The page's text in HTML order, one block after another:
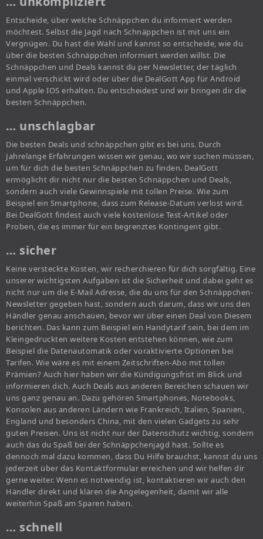
Entscheide, über welche Schnäppchen du informiert werden
möchtest. Selbst die Jagd nach Schnäppchen ist mit uns ein
Vergnügen. Du hast die Wahl und kannst so entscheide, wie du
über die besten Schnäppchen informiert werden willst. Die
Schnäppchen und Deals kannst du per Newsletter, der täglich
einmal verschickt wird oder über die DealGott App für Android
und Apple IOS erhalten. Du entscheidest und wir bringen dir die
besten Schnäppchen.
… unschlagbar
Die besten Deals und schnäppchen gibt es bei uns. Durch
Jahrelange Erfahrungen wissen wir genau, wo wir suchen müssen,
um für dich die besten Schnäppchen zu finden. DealGott
ermöglicht dir nicht nur die besten Schnäppchen und Deals,
sondern auch viele Gewinnspiele mit tollen Preise. Wie zum
Beispiel ein Smartphone, dass zum Release-Datum verlost wird.
Bei DealGott findest auch viele kostenlose Test-Artikel oder
Proben, die es immer für ein begrenztes Kontingent gibt.
… sicher
Keine versteckte Kosten, wir recherchieren für dich sorgfältig. Eine
unserer wichtigsten Aufgaben ist die Sicherheit und dabei geht es
nicht nur um die E-Mail Adresse, die du uns für den Schnäppchen-
Newsletter gegeben hast, sondern auch darum, dass wir uns den
Händler genau anschauen, bevor wir über einen Deal von Diesem
berichten. Das kann zum Beispiel ein Handytarif sein, bei dem im
Kleingedruckten weitere Kosten entstehen können, wie zum
Beispiel die Datenautomatik oder voraktivierte Optionen bei
Tarifen. Wie wäre es mit einem Zeitschriften-Abo mit tollen
Prämien? Auch hier haben wir die Kündigungsfrist im Blick und
informieren dich. Auch Deals aus anderen Bereichen schauen wir
uns ganz genau an. Dazu gehören Smartphones, Notebooks,
Konsolen aus anderen Ländern wie Frankreich, Italien, Spanien,
England und besonders China, mit den vielen Gadgets zu sehr
guten Preisen. Uns ist nicht nur der Datenschutz wichtig, sondern
auch das du Spaß bei der Schnäppchenjagd hast. Sollte es
dennoch mal dazu kommen, dass Du Hilfe brauchst, kannst du uns
jederzeit über das Kontaktformular erreichen und wir helfen dir
gerne weiter. Wenn es notwendig ist, kontaktieren wir auch den
Händler direkt und klären die Angelegenheit, damit wir alle
weiterhin Spaß am Sparen haben.
… schnell